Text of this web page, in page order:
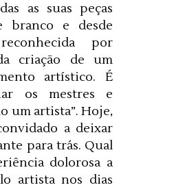
as suas peças
branco e desde
por
criação de um
artístico. É
os mestres e
um artista”. Hoje,
a deixar
para trás. Qual
dolorosa a
artista nos dias